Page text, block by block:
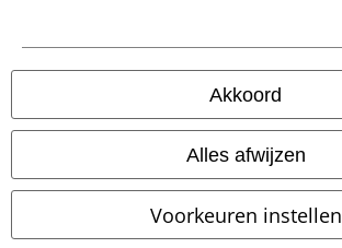
Akkoord
Alles afwijzen
Voorkeuren instellen
© 1986-2026 Large Popmerchandising B.V.
Onze online shops